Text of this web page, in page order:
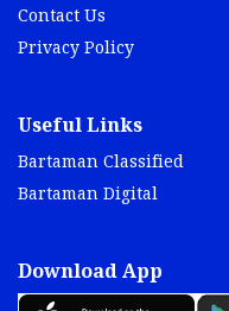
Contact Us
Privacy Policy
Useful Links
Bartaman Classified
Bartaman Digital
Download App